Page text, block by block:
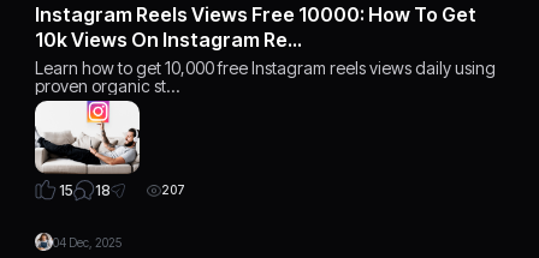
Instagram Reels Views Free 10000: How To Get
10k Views On Instagram Re…
Learn how to get 10,000 free Instagram reels views daily using
proven organic st…
15 18 207
04 Dec, 2025